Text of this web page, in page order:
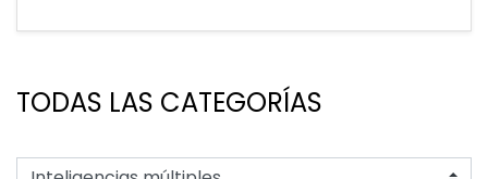
TODAS LAS CATEGORÍAS